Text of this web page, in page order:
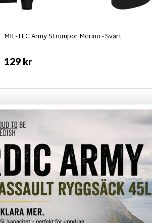
MIL-TEC Army Strumpor Merino - Svart
129 kr